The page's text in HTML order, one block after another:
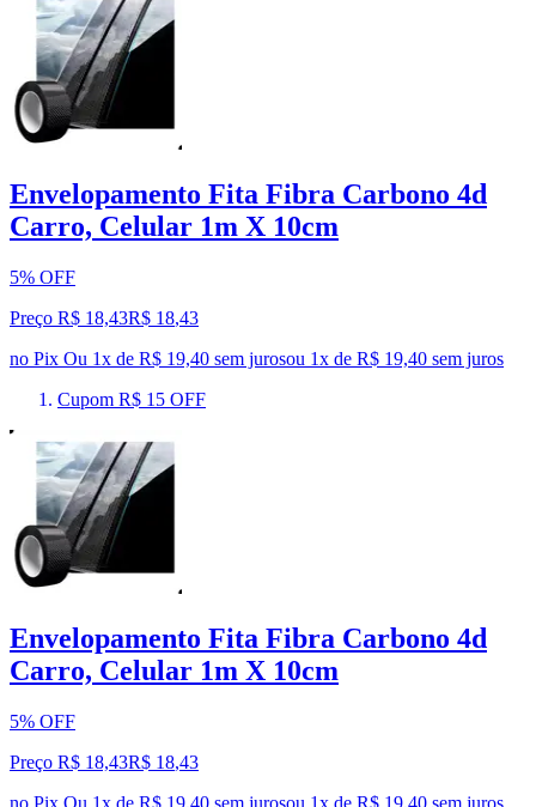
Envelopamento Fita Fibra Carbono 4d
Carro, Celular 1m X 10cm
5% OFF
Preço R$ 18,43R$ 18,43
no Pix Ou 1x de R$ 19,40 sem jurosou 1x de R$ 19,40 sem juros
Cupom R$ 15 OFF
Envelopamento Fita Fibra Carbono 4d
Carro, Celular 1m X 10cm
5% OFF
Preço R$ 18,43R$ 18,43
no Pix Ou 1x de R$ 19,40 sem jurosou 1x de R$ 19,40 sem juros